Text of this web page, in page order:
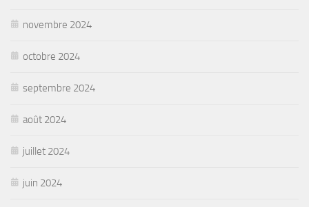
novembre 2024
octobre 2024
septembre 2024
août 2024
juillet 2024
juin 2024